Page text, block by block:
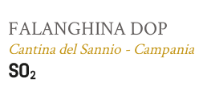
FALANGHINA DOP
Cantina del Sannio - Campania